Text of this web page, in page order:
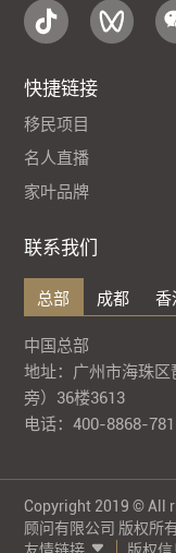
快捷链接
移民项目
名人直播
家叶品牌
联系我们
总部 成都 香
中国总部
地址：广州市海珠
旁）36楼3613
电话：400-8868-781
Copyright 2019 © All
顾问有限公司 版权所
友情链接
版权信